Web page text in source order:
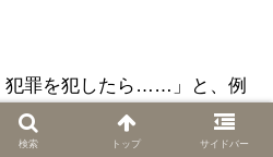
犯罪を犯したら……」と、例
検索 トップ サイドバー